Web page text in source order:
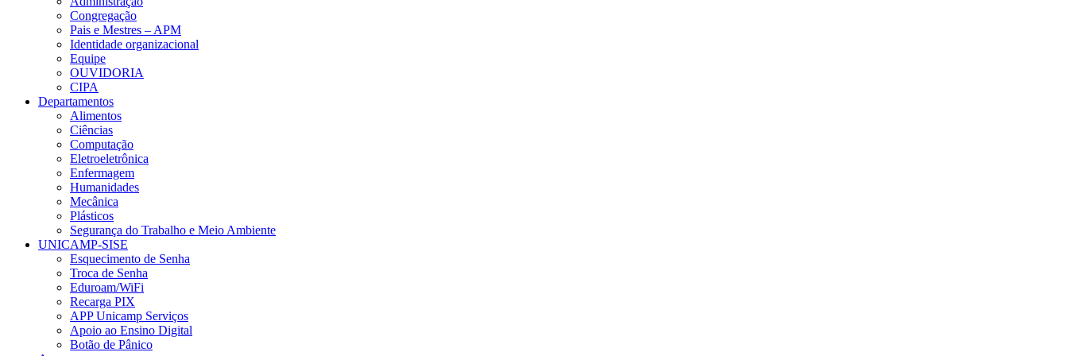
Congregação
Pais e Mestres – APM
Identidade organizacional
Equipe
OUVIDORIA
CIPA
Departamentos
Alimentos
Ciências
Computação
Eletroeletrônica
Enfermagem
Humanidades
Mecânica
Plásticos
Segurança do Trabalho e Meio Ambiente
UNICAMP-SISE
Esquecimento de Senha
Troca de Senha
Eduroam/WiFi
Recarga PIX
APP Unicamp Serviços
Apoio ao Ensino Digital
Botão de Pânico